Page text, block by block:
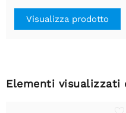
Visualizza prodotto
Elementi visualizzati